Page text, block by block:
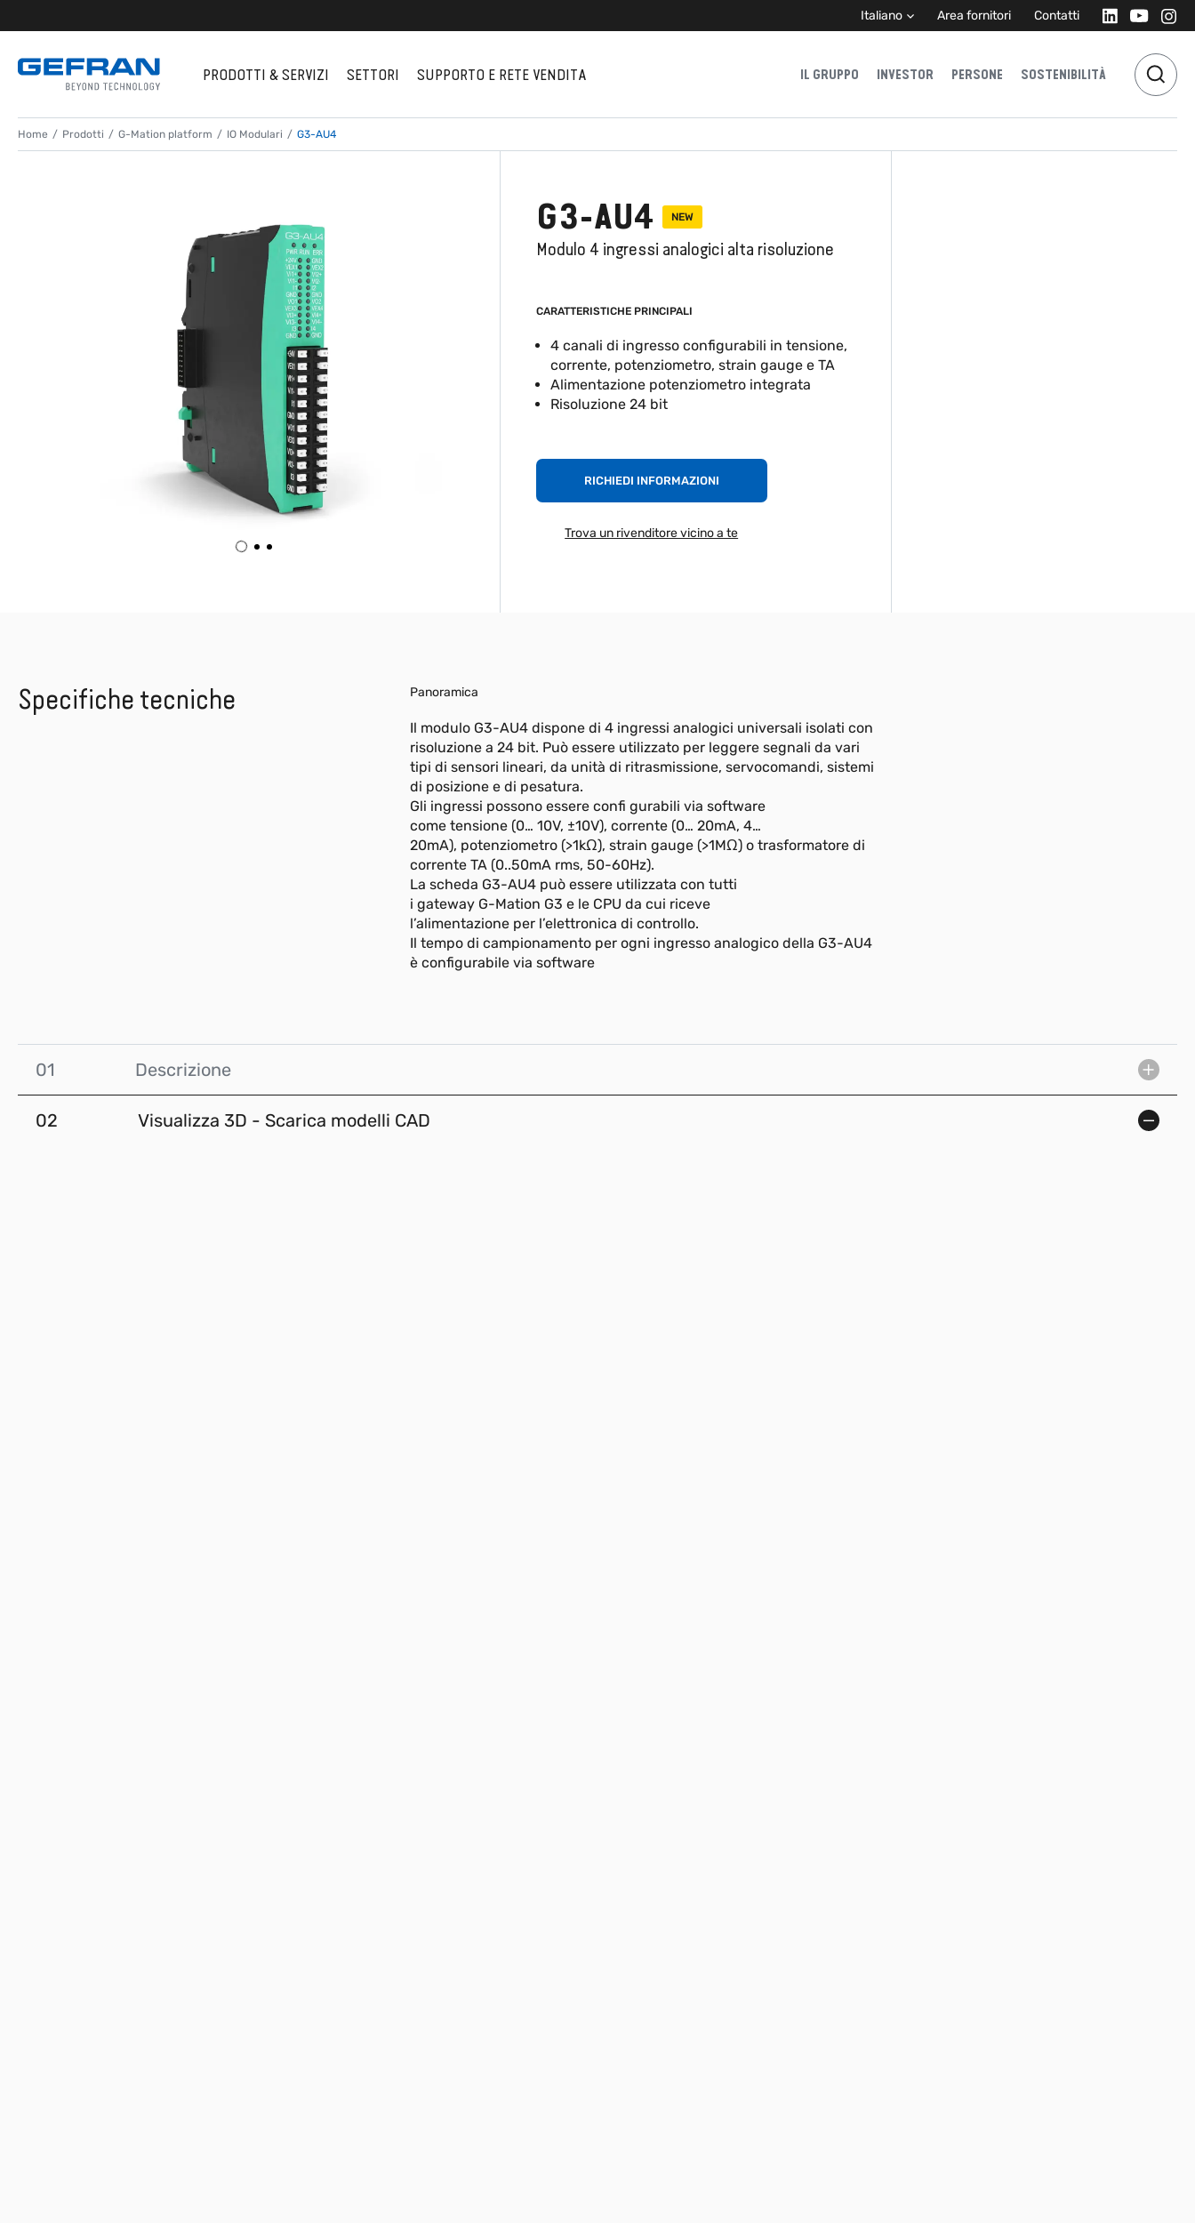
Italiano Area fornitori Contatti
PRODOTTI & SERVIZI SETTORI SUPPORTO E RETE VENDITA IL GRUPPO INVESTOR PERSONE SOSTENIBILITÀ
Home Prodotti G-Mation platform IO Modulari G3-AU4
G3-AU4 NEW
Modulo 4 ingressi analogici alta risoluzione
CARATTERISTICHE PRINCIPALI
4 canali di ingresso configurabili in tensione,
corrente, potenziometro, strain gauge e TA
Alimentazione potenziometro integrata
Risoluzione 24 bit
RICHIEDI INFORMAZIONI
Trova un rivenditore vicino a te
Specifiche tecniche Panoramica
Il modulo G3-AU4 dispone di 4 ingressi analogici universali isolati con
risoluzione a 24 bit. Può essere utilizzato per leggere segnali da vari
tipi di sensori lineari, da unità di ritrasmissione, servocomandi, sistemi
di posizione e di pesatura.
Gli ingressi possono essere confi gurabili via software
come tensione (0… 10V, ±10V), corrente (0… 20mA, 4…
20mA), potenziometro (>1kΩ), strain gauge (>1MΩ) o trasformatore di
corrente TA (0..50mA rms, 50-60Hz).
La scheda G3-AU4 può essere utilizzata con tutti
i gateway G-Mation G3 e le CPU da cui riceve
l’alimentazione per l’elettronica di controllo.
Il tempo di campionamento per ogni ingresso analogico della G3-AU4
è configurabile via software
01 Descrizione
02 Visualizza 3D - Scarica modelli CAD